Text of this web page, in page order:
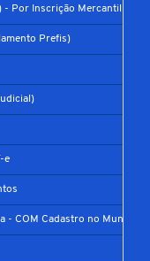
- Por Inscrição Mercantil
Prefis)
e
- COM Cadastro no Município